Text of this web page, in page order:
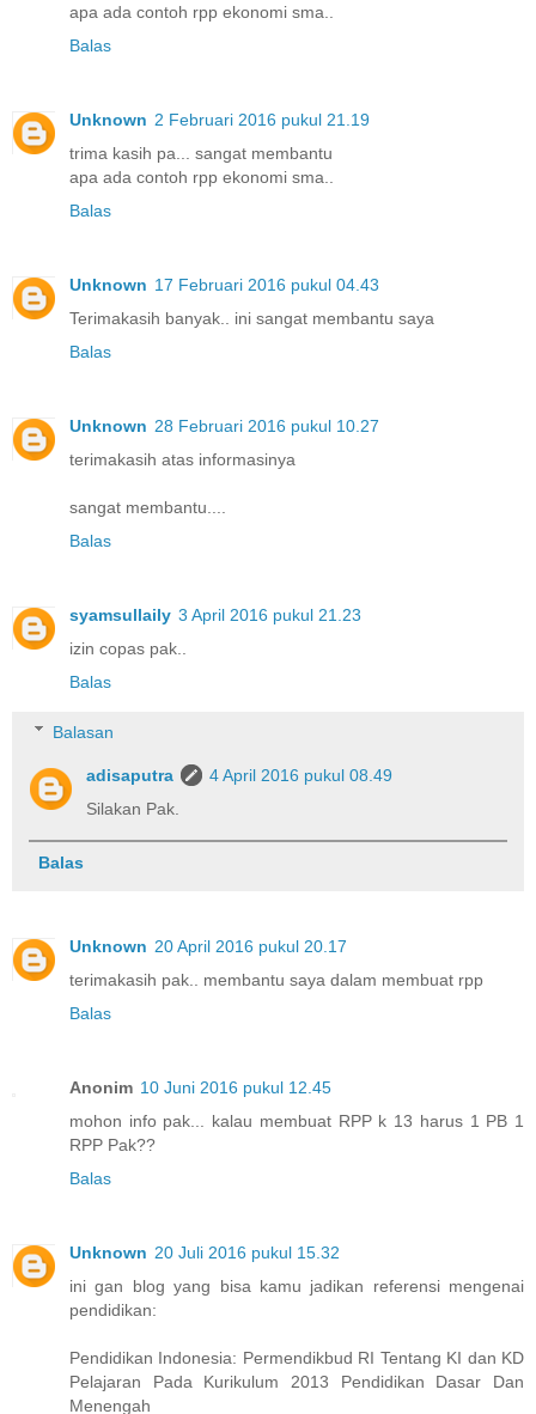
apa ada contoh rpp ekonomi sma..
Balas
Unknown 2 Februari 2016 pukul 21.19
trima kasih pa... sangat membantu
apa ada contoh rpp ekonomi sma..
Balas
Unknown 17 Februari 2016 pukul 04.43
Terimakasih banyak.. ini sangat membantu saya
Balas
Unknown 28 Februari 2016 pukul 10.27
terimakasih atas informasinya
sangat membantu....
Balas
syamsullaily 3 April 2016 pukul 21.23
izin copas pak..
Balas
Balasan
adisaputra
4 April 2016 pukul 08.49
Silakan Pak.
Balas
Unknown 20 April 2016 pukul 20.17
terimakasih pak.. membantu saya dalam membuat rpp
Balas
Anonim 10 Juni 2016 pukul 12.45
mohon info pak... kalau membuat RPP k 13 harus 1 PB 1
RPP Pak??
Balas
Unknown 20 Juli 2016 pukul 15.32
ini gan blog yang bisa kamu jadikan referensi mengenai
pendidikan:
Pendidikan Indonesia: Permendikbud RI Tentang KI dan KD
Pelajaran Pada Kurikulum 2013 Pendidikan Dasar Dan
Menengah